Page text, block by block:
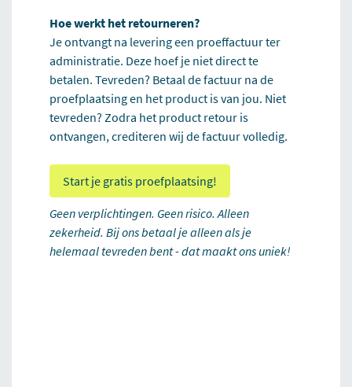
Hoe werkt het retourneren?
Je ontvangt na levering een proeffactuur ter
administratie. Deze hoef je niet direct te
betalen. Tevreden? Betaal de factuur na de
proefplaatsing en het product is van jou. Niet
tevreden? Zodra het product retour is
ontvangen, crediteren wij de factuur volledig.
Start je gratis proefplaatsing!
Geen verplichtingen. Geen risico. Alleen
zekerheid. Bij ons betaal je alleen als je
helemaal tevreden bent - dat maakt ons uniek!